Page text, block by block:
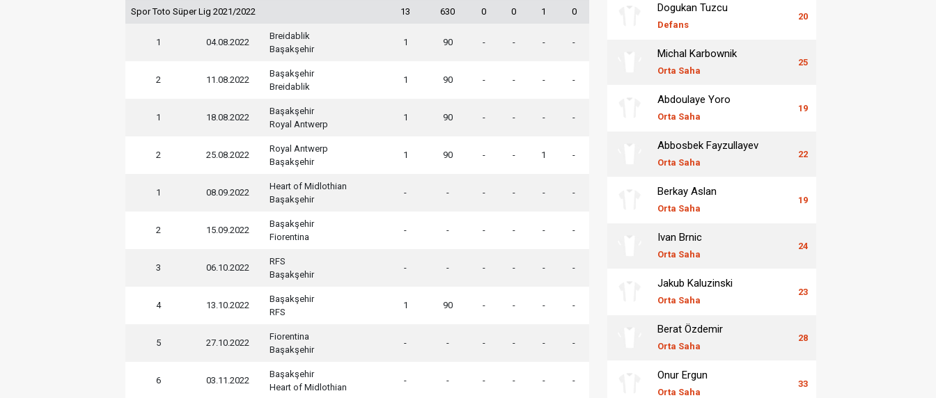
Spor Toto Süper Lig 2021/2022 13 630 0 0 1 0
1 04.08.2022
Breidablik
Başakşehir
1 90 - - - -
2 11.08.2022
Başakşehir
Breidablik
1 90 - - - -
1 18.08.2022
Başakşehir
Royal Antwerp
1 90 - - - -
2 25.08.2022
Royal Antwerp
Başakşehir
1 90 - - 1 -
1 08.09.2022
Heart of Midlothian
Başakşehir
- - - - - -
2 15.09.2022
Başakşehir
Fiorentina
- - - - - -
3 06.10.2022
RFS
Başakşehir
- - - - - -
4 13.10.2022
Başakşehir
RFS
1 90 - - - -
5 27.10.2022
Fiorentina
Başakşehir
- - - - - -
6 03.11.2022
Başakşehir
Heart of Midlothian
- - - - - -
Dogukan Tuzcu
Defans
20
Michal Karbownik
Orta Saha
25
Abdoulaye Yoro
Orta Saha
19
Abbosbek Fayzullayev
Orta Saha
22
Berkay Aslan
Orta Saha
19
Ivan Brnic
Orta Saha
24
Jakub Kaluzinski
Orta Saha
23
Berat Özdemir
Orta Saha
28
Onur Ergun
Orta Saha
33